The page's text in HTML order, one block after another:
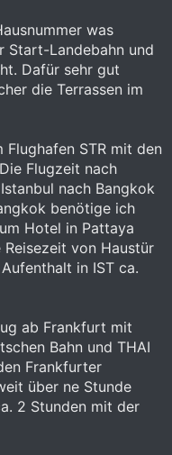
was
Start-Landebahn und
Dafür sehr gut
die Terrassen im
STR mit den
Flugzeit nach
nach Bangkok
benötige ich
Hotel in Pattaya
von Haustür
in IST ca.
ab Frankfurt mit
Bahn und THAI
Frankfurter
über ne Stunde
2 Stunden mit der